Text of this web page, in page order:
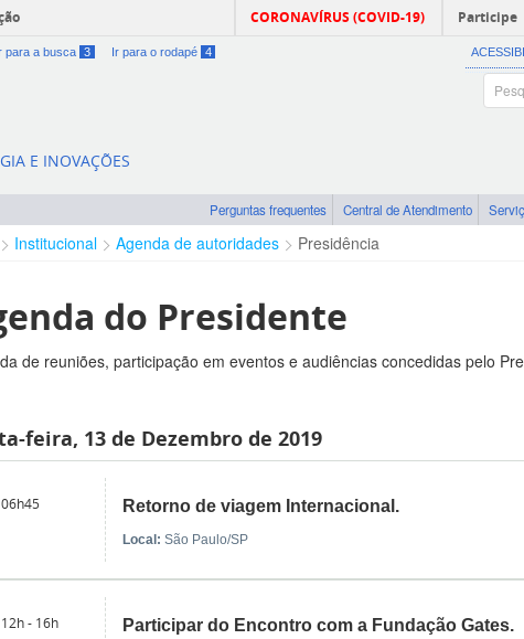
CORONAVÍRUS (COVID-19) Participe
para a busca 3 Ir para o rodapé 4
E INOVAÇÕES
Perguntas frequentes Central de Atendimento
Institucional Agenda de autoridades Presidência
do Presidente
de reuniões, participação em eventos e audiências concedidas pelo
feira, 13 de Dezembro de 2019
06h45 Retorno de viagem Internacional.
Local:São Paulo/SP
12h - 16h Participar do Encontro com a Fundação Gates.